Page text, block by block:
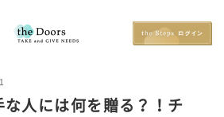
人には何を贈る？！チ